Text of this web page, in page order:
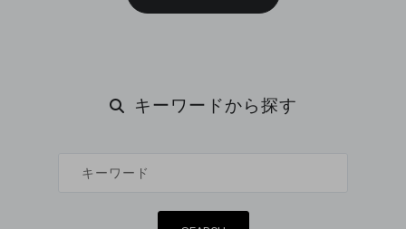
キーワードから探す